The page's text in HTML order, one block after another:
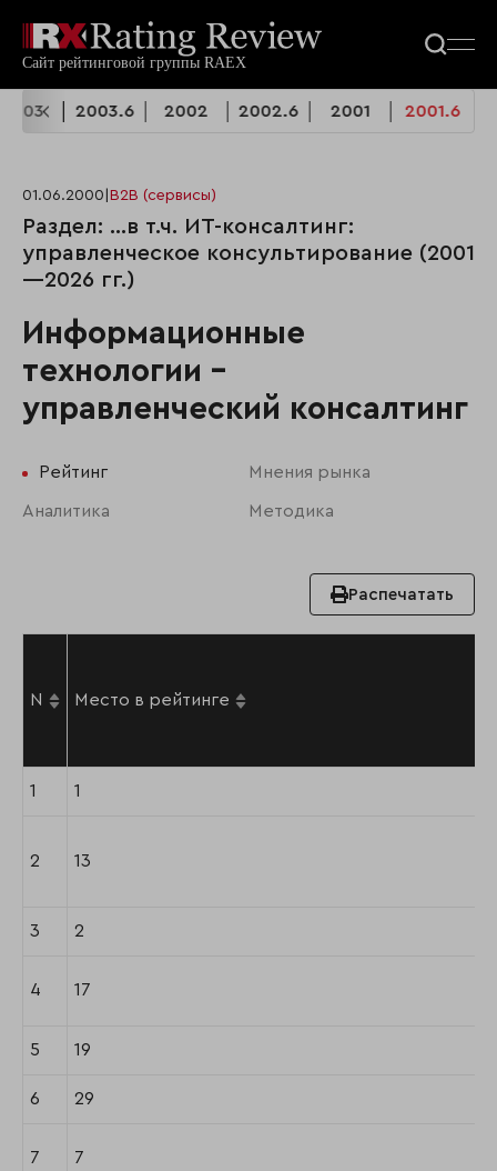
2003 2003.6 2002 2002.6 2001 2001.6
01.06.2000 B2B (сервисы)
Раздел: …в т.ч. ИТ-консалтинг:
управленческое консультирование (2001
—2026 гг.)
Информационные
технологии -
управленческий консалтинг
Рейтинг Мнения рынка
Аналитика Методика
Распечатать
N Место в рейтинге
1 1
2 13
3 2
4 17
5 19
6 29
7 7